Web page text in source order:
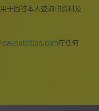
于回答本人查询的资料及
nutrition.com在任何